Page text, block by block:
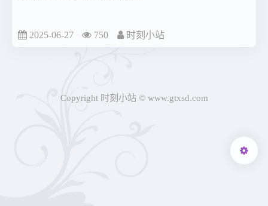
2025-06-27 750 时刻小站
Copyright 时刻小站 © www.gtxsd.com